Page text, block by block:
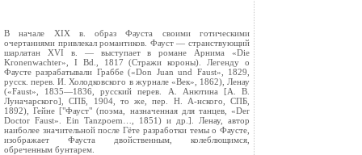
В начале XIX в. образ Фауста своими готическими
очертаниями привлекал романтиков. Фауст — странствующий
шарлатан XVI в. — выступает в романе Арнима «Die
Kronenwachter», I Bd., 1817 (Стражи короны). Легенду о
Фаусте разрабатывали Граббе («Don Juan und Faust», 1829,
русск. перев. И. Холодковского в журнале «Век», 1862), Ленау
(«Faust», 1835—1836, русский перев. А. Анютина [А. В.
Луначарского], СПБ, 1904, то же, пер. Н. А-нского, СПБ,
1892), Гейне ["Фауст" (поэма, назначенная для танцев, «Der
Doctor Faust». Ein Tanzpoem…, 1851) и др.]. Ленау, автор
наиболее значительной после Гёте разработки темы о Фаусте,
изображает Фауста двойственным, колеблющимся,
обреченным бунтарем.